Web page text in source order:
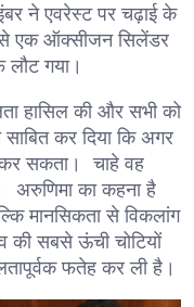
ने एवरेस्ट पर चढ़ाई के
से एक ऑक्सीजन सिलेंडर
लौट गया।
हासिल की और सभी को
कर दिया कि अगर
कर सकता। चाहे वह
अरुणिमा का कहना है
मानसिकता से विकलांग
की सबसे ऊंची चोटियों
फतेह कर ली है।